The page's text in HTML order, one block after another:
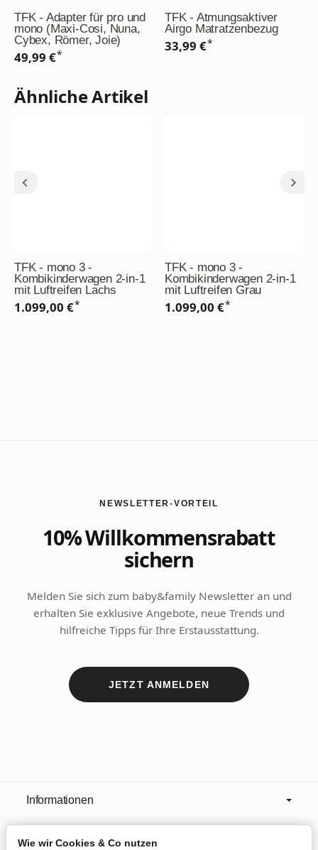
TFK - Adapter für pro und
mono (Maxi-Cosi, Nuna,
Cybex, Römer, Joie)
49,99 €*
TFK - Atmungsaktiver
Airgo Matratzenbezug
33,99 €*
Ähnliche Artikel
TFK - mono 3 -
Kombikinderwagen 2-in-1
mit Luftreifen Lachs
1.099,00 €*
TFK - mono 3 -
Kombikinderwagen 2-in-1
mit Luftreifen Grau
1.099,00 €*
NEWSLETTER-VORTEIL
10% Willkommensrabatt
sichern
Melden Sie sich zum baby&family Newsletter an und
erhalten Sie exklusive Angebote, neue Trends und
hilfreiche Tipps für Ihre Erstausstattung.
JETZT ANMELDEN
Informationen
Mehr über
Wie wir Cookies & Co nutzen